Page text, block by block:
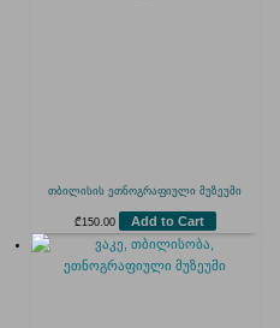
თბილისის ეთნოგრაფიული მუზეუმი
₾150.00 Add to Cart